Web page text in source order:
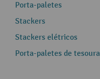
Porta-paletes
Stackers
Stackers elétricos
Porta-paletes de tesoura